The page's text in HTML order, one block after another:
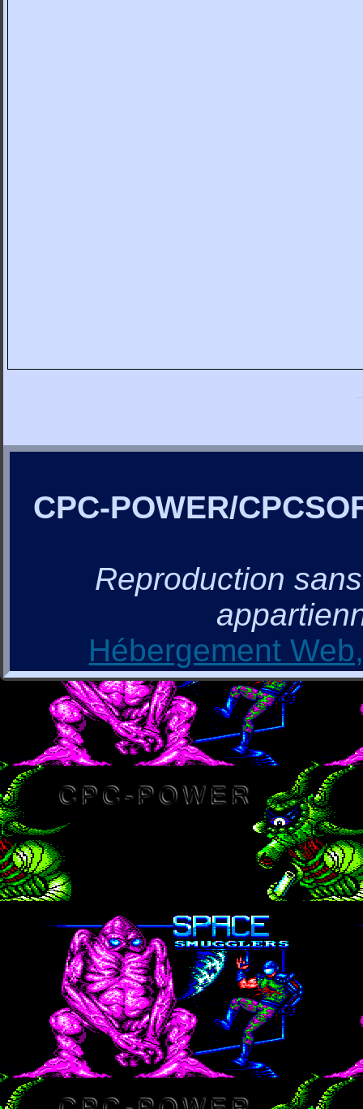
CPC-POWER/
Reproduction
Hébergement